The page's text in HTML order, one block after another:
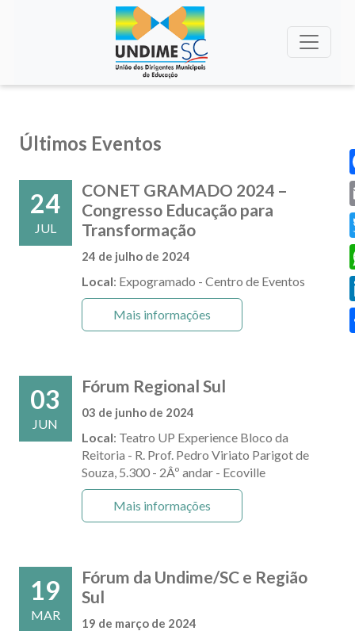
Últimos Eventos
24
JUL
CONET GRAMADO 2024 –
Congresso Educação para
Transformação
24 de julho de 2024
Local: Expogramado - Centro de Eventos
Mais informações
03
JUN
Fórum Regional Sul
03 de junho de 2024
Local: Teatro UP Experience Bloco da
Reitoria - R. Prof. Pedro Viriato Parigot de
Souza, 5.300 - 2Âº andar - Ecoville
Mais informações
19
MAR
Fórum da Undime/SC e Região
Sul
19 de março de 2024